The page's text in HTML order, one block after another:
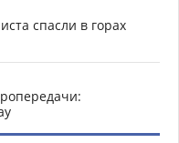
спасли в горах